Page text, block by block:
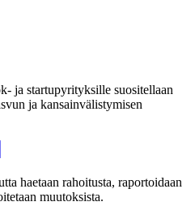
ja startupyrityksille suositellaan
ja kansainvälistymisen
haetaan rahoitusta, raportoidaan
muutoksista.